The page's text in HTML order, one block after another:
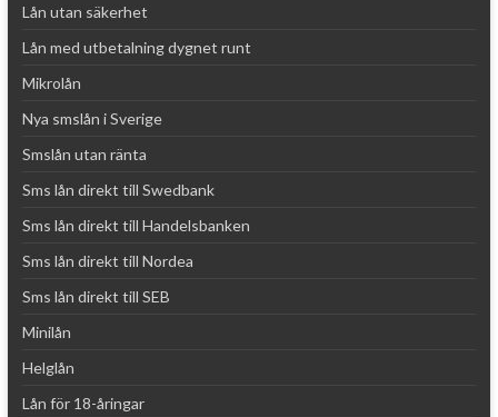
Lån utan säkerhet
Lån med utbetalning dygnet runt
Mikrolån
Nya smslån i Sverige
Smslån utan ränta
Sms lån direkt till Swedbank
Sms lån direkt till Handelsbanken
Sms lån direkt till Nordea
Sms lån direkt till SEB
Minilån
Helglån
Lån för 18-åringar